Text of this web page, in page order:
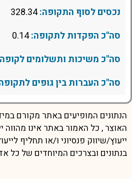
נכסים לסוף התקופה:328.34
סה"כ הפקדות לתקופה:0.14
סה"כ משיכות ותשלומים
סה"כ העברות בין גופים
הנתונים המופיעים באתר מקורם
האוצר , כל האמור באתר אינו מהווה
ייעוץ/שיווק פנסיוני ו/או תחליף
בנתונים ובצרכים המיוחדים של כל